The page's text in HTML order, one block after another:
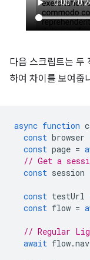
다음 스크립트는 두
하여 차이를 보여줍
async function
const browser
const page =
// Get a
const session
const testUrl
const flow =
// Regular
await flow.